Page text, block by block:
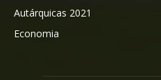
Autárquicas 2021
Economia